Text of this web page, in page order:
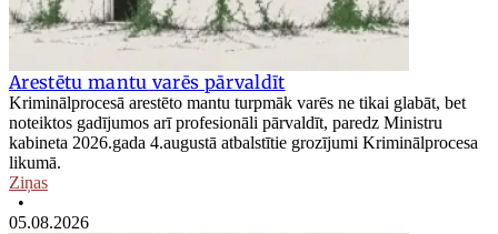
Arestētu mantu varēs pārvaldīt
Kriminālprocesā arestēto mantu turpmāk varēs ne tikai glabāt, bet
noteiktos gadījumos arī profesionāli pārvaldīt, paredz Ministru
kabineta 2026.gada 4.augustā atbalstītie grozījumi Kriminālprocesa
likumā.
Ziņas
•
05.08.2026